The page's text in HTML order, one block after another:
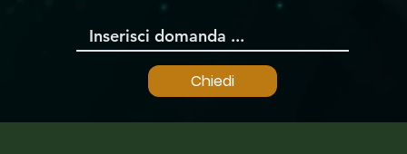
Chiedi